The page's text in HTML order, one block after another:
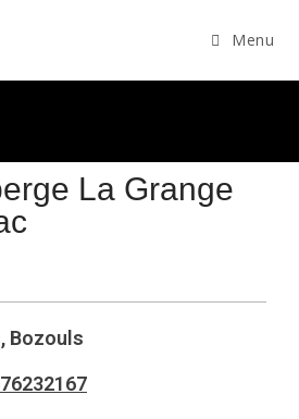
Menu
La Grange
Bozouls